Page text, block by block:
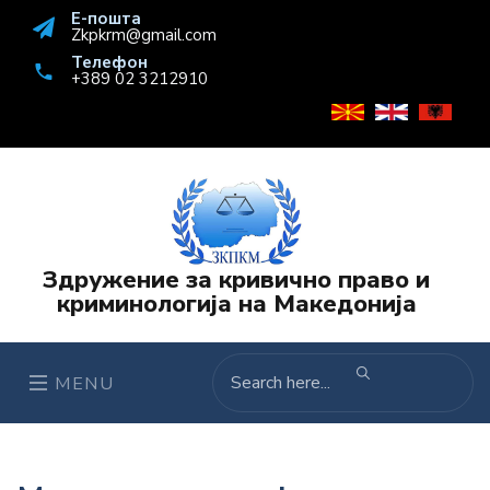
Е-пошта
Zkpkrm@gmail.com
Телефон
+389 02 3212910
Здружение за кривично право и
криминологија на Македонија
MENU